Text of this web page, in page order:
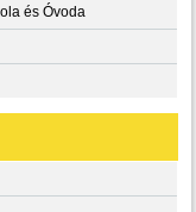
és Óvoda